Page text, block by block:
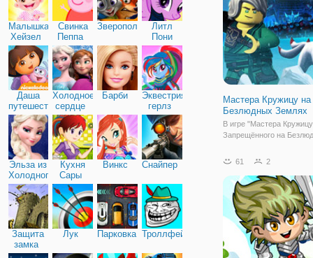
Малышка
Хейзел
Свинка
Пеппа
Зверополис
Литл
Пони
Дружба
Даша
путешественница
Холодное
сердце
Барби
Эквестрия
герлз
Эльза из
Холодного
сердца
Кухня
Сары
Винкс Снайпер
Защита
замка
Лук Парковка Троллфейс
в пустынной
Мастера Кружицу на
Безлюдных Землях
В игре "Мастера Кружицу
Запрещённого на
Деревню Вечного
который дарит тепло
жителям, вы
поиски формлинга.
61 2